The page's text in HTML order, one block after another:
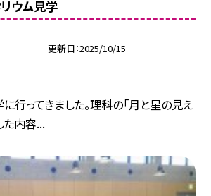
ウム見学
更新日 2025/10/15
行ってきました。理科の「月と星の見え
た内容...